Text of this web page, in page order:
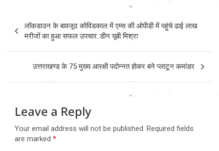
Post
navigation
लॉकडाउन के बावजूद कोविडकाल में एम्स की ओपीडी में पहुंचे ढाई लाख
मरीजों का हुआ सफल उपचार..डीन यूबी मिश्रा
उत्तराखण्ड के 75 मुख्य आरक्षी पदोन्नत होकर बने प्लाटून कमांडर
Leave a Reply
Your email address will not be published. Required fields
are marked *